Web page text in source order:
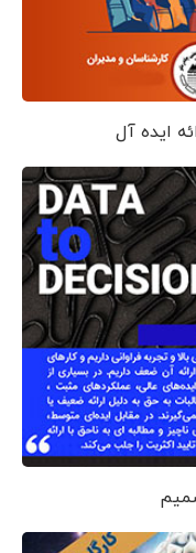
ایده آل